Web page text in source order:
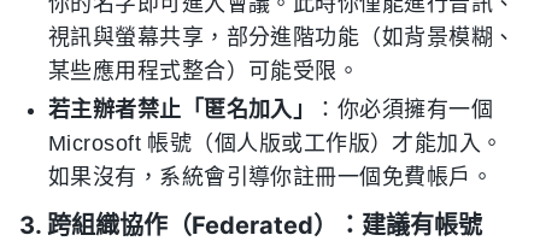
視訊與螢幕共享，部分進階功能（如背景模糊、
某些應用程式整合）可能受限。
若主辦者禁止「匿名加入」
：你必須擁有一個
Microsoft 帳號（個人版或工作版）才能加入。
如果沒有，系統會引導你註冊一個免費帳戶。
3. 跨組織協作（Federated）：建議有帳號